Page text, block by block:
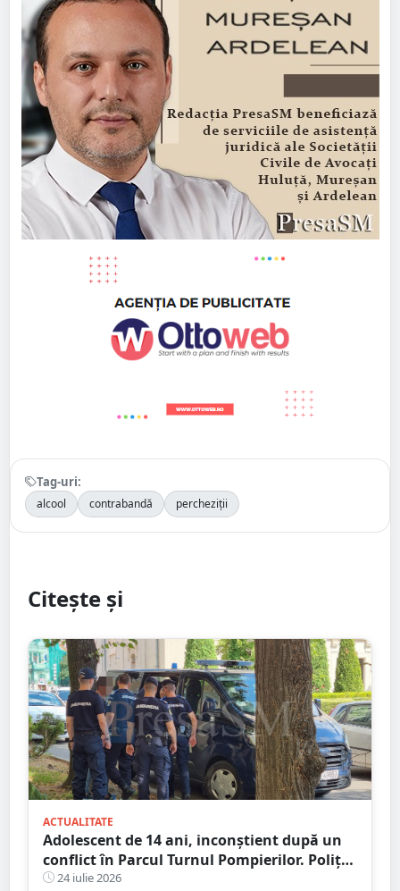
Tag-uri:
alcool contrabandă percheziții
Citește și
ACTUALITATE
Adolescent de 14 ani, inconștient după un
conflict în Parcul Turnul Pompierilor. Poliția
a deschis dosar penal
24 iulie 2026